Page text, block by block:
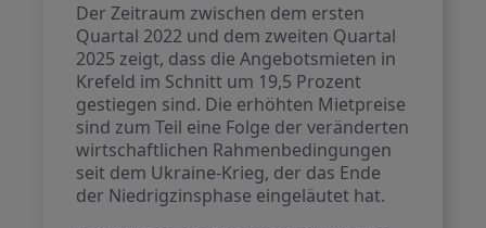
Der Zeitraum zwischen dem ersten
Quartal 2022 und dem zweiten Quartal
2025 zeigt, dass die Angebotsmieten in
Krefeld im Schnitt um 19,5 Prozent
gestiegen sind. Die erhöhten Mietpreise
sind zum Teil eine Folge der veränderten
wirtschaftlichen Rahmenbedingungen
seit dem Ukraine-Krieg, der das Ende
der Niedrigzinsphase eingeläutet hat.